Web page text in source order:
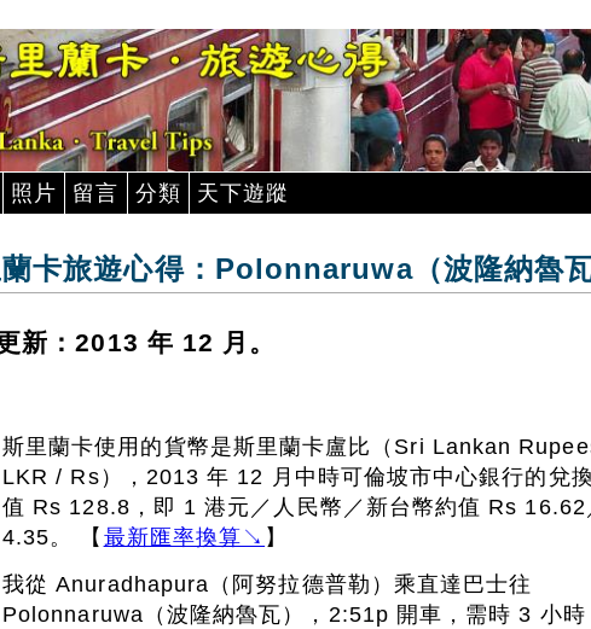
照片 留言 分類 天下遊蹤
卡旅遊心得：Polonnaruwa（波隆納魯瓦
新：2013 年 12 月。
斯里蘭卡使用的貨幣是斯里蘭卡盧比（Sri Lankan
LKR / Rs），2013 年 12 月中時可倫坡市中心銀行的兌
值 Rs 128.8，即 1 港元／人民幣／新台幣約值 Rs 16.62
4.35。 【 最新匯率換算↘ 】
我從 Anuradhapura（阿努拉德普勒）乘直達巴士往
Polonnaruwa（波隆納魯瓦），2:51p 開車，需時 3 小時